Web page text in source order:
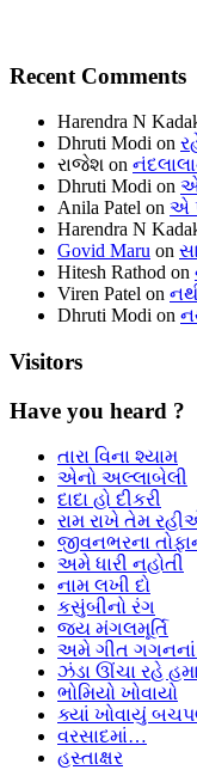
Recent Comments
Harendra N
Dhruti Modi on
રાજેશ on
Dhruti Modi on એ
Anila Patel on એ
Harendra N
Govid Maru on
Hitesh Rathod on
Viren Patel on
Dhruti Modi on
Visitors
Have you heard ?
તારા વિના શ્યામ
એનો અલ્લાબેલી
દાદા હો દીકરી
રામ રાખે તેમ
જીવનભરના
અમે ધારી નહોતી
નામ લખી દો
કસુંબીનો રંગ
જય મંગલમૂર્તિ
અમે ગીત ગગનનાં
ઝંડા ઊંચા રહે
ભોમિયો ખોવાયો
ક્યાં ખોવાયું
વરસાદમાં…
હસ્તાક્ષર